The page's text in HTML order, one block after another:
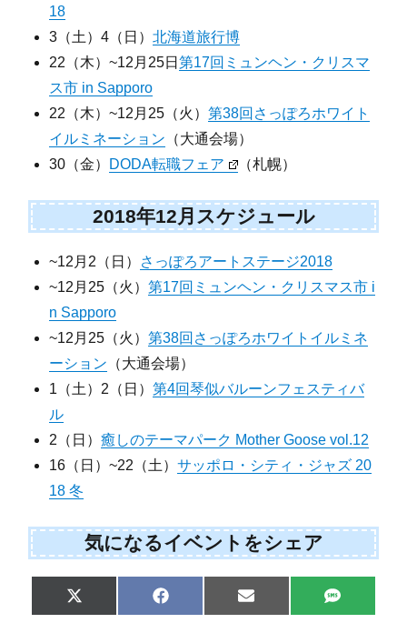
18
3（土）4（日）北海道旅行博
22（木）~12月25日第17回ミュンヘン・クリスマ
ス市 in Sapporo
22（木）~12月25（火）第38回さっぽろホワイト
イルミネーション （大通会場）
30（金） DODA転職フェア （札幌）
2018年12月スケジュール
~12月2（日） さっぽろアートステージ2018
~12月25（火）第17回ミュンヘン・クリスマス市 i
n Sapporo
~12月25（火）第38回さっぽろホワイトイルミネ
ーション （大通会場）
1（土）2（日）第4回琴似バルーンフェスティバ
ル
2（日）癒しのテーマパーク Mother Goose vol.12
16（日）~22（土）サッポロ・シティ・ジャズ 20
18 冬
気になるイベントをシェア
Share
on
X
(
Share
on
F
a
Share
on
E
m
Share
on
S
M